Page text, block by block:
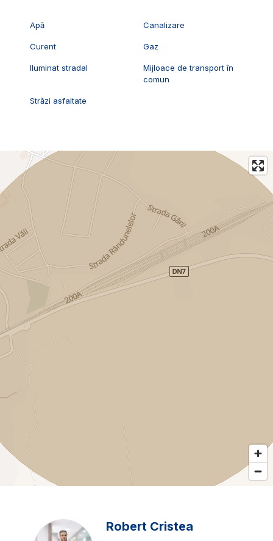
Apă Canalizare
Curent Gaz
Iluminat stradal
Mijloace de transport în
comun
Străzi asfaltate
Robert Cristea